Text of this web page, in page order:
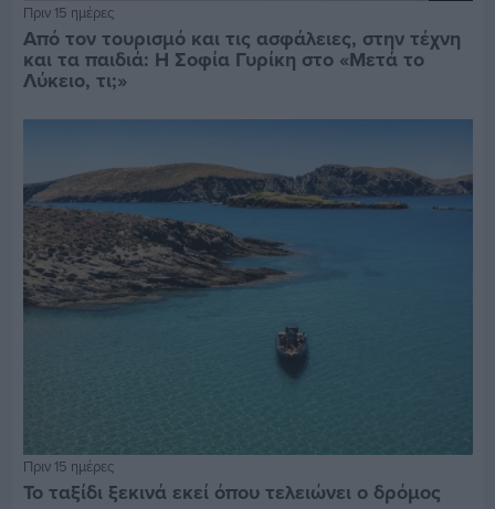
Πριν 15 ημέρες
Από τον τουρισμό και τις ασφάλειες, στην τέχνη
και τα παιδιά: Η Σοφία Γυρίκη στο «Μετά το
Λύκειο, τι;»
Πριν 15 ημέρες
Το ταξίδι ξεκινά εκεί όπου τελειώνει ο δρόμος